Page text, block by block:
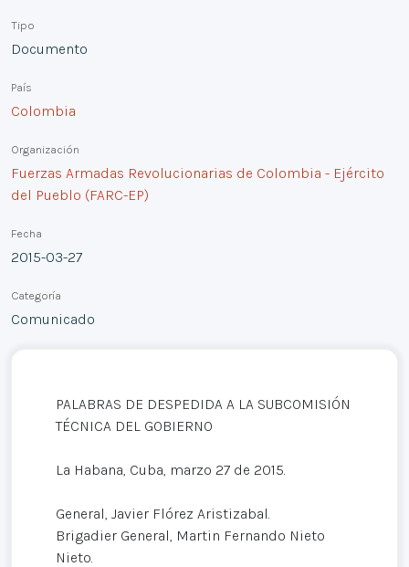
Tipo
Documento
País
Colombia
Organización
Fuerzas Armadas Revolucionarias de Colombia - Ejército
del Pueblo (FARC-EP)
Fecha
2015-03-27
Categoría
Comunicado
PALABRAS DE DESPEDIDA A LA SUBCOMISIÓN
TÉCNICA DEL GOBIERNO
La Habana, Cuba, marzo 27 de 2015.
General, Javier Flórez Aristizabal.
Brigadier General, Martin Fernando Nieto
Nieto.